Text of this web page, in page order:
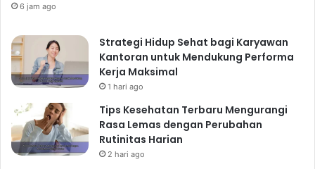
6 jam ago
Strategi Hidup Sehat bagi Karyawan
Kantoran untuk Mendukung Performa
Kerja Maksimal
1 hari ago
Tips Kesehatan Terbaru Mengurangi
Rasa Lemas dengan Perubahan
Rutinitas Harian
2 hari ago